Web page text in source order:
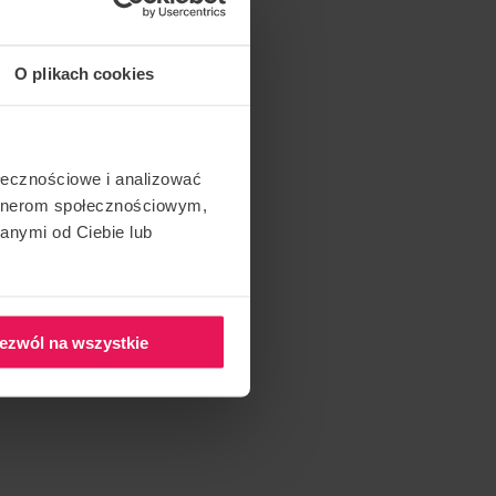
O plikach cookies
i analizować
społecznościowym,
od Ciebie lub
na wszystkie